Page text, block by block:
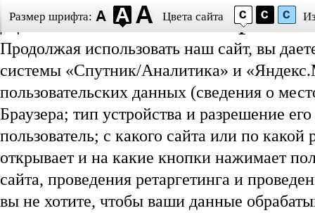
Даю согласие на
Продолжая использовать наш сайт, вы
системы «Спутник/Аналитика» и
пользовательских данных (сведения о
Браузера; тип устройства и разрешение
пользователь; с какого сайта или по
открывает и на какие кнопки нажимает
сайта, проведения ретаргетинга и
вы не хотите, чтобы ваши данные
Размер шрифта: Цвета сайта